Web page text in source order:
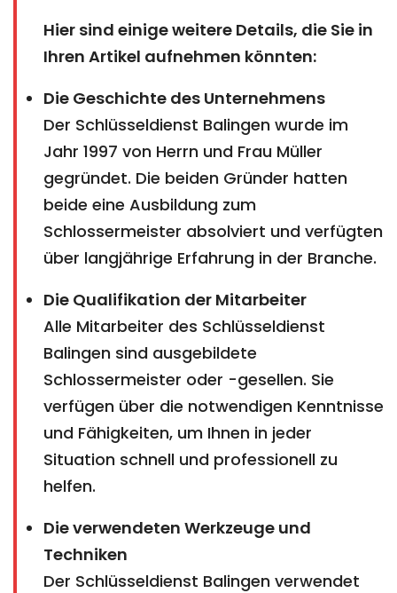
Hier sind einige weitere Details, die Sie in
Ihren Artikel aufnehmen könnten:
Die Geschichte des Unternehmens
Der Schlüsseldienst Balingen wurde im
Jahr 1997 von Herrn und Frau Müller
gegründet. Die beiden Gründer hatten
beide eine Ausbildung zum
Schlossermeister absolviert und verfügten
über langjährige Erfahrung in der Branche.
Die Qualifikation der Mitarbeiter
Alle Mitarbeiter des Schlüsseldienst
Balingen sind ausgebildete
Schlossermeister oder -gesellen. Sie
verfügen über die notwendigen Kenntnisse
und Fähigkeiten, um Ihnen in jeder
Situation schnell und professionell zu
helfen.
Die verwendeten Werkzeuge und
Techniken
Der Schlüsseldienst Balingen verwendet